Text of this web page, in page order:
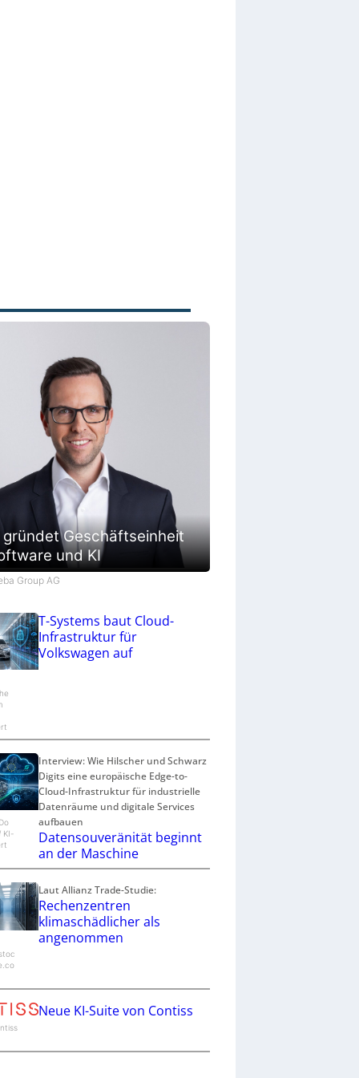
gründet Geschäftseinheit
und KI
Group AG
T-Systems baut Cloud-
Infrastruktur für
Volkswagen auf
KI-
Interview: Wie Hilscher und Schwarz
Digits eine europäische Edge-to-
Cloud-Infrastruktur für industrielle
Datenräume und digitale Services
aufbauen
Datensouveränität beginnt
an der Maschine
Laut Allianz Trade-Studie:
Rechenzentren
klimaschädlicher als
angenommen
Neue KI-Suite von Contiss